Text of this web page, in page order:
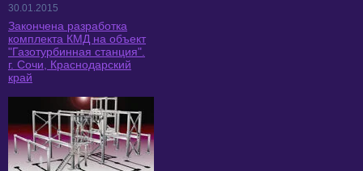
30.01.2015
Закончена разработка
комплекта КМД на объект
"Газотурбинная станция".
г. Сочи, Краснодарский
край